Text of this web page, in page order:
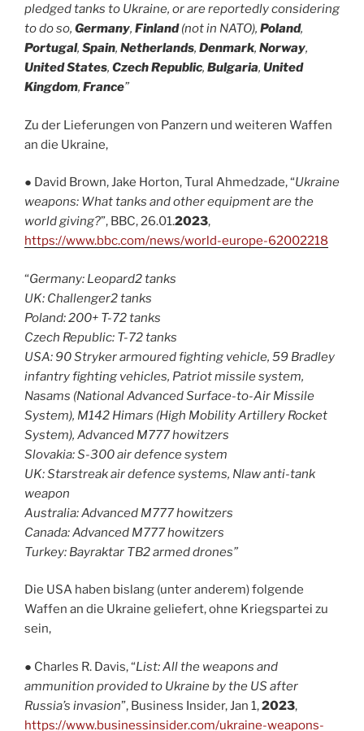
pledged tanks to Ukraine, or are reportedly considering
to do so, Germany, Finland(not in NATO), Poland,
Portugal, Spain, Netherlands, Denmark, Norway,
United States, Czech Republic, Bulgaria, United
Kingdom, France”
Zu der Lieferungen von Panzern und weiteren Waffen
an die Ukraine,
● David Brown, Jake Horton, Tural Ahmedzade, “Ukraine
weapons: What tanks and other equipment are the
world giving?”, BBC, 26.01.2023,
https://www.bbc.com/news/world-europe-62002218
“Germany: Leopard2 tanks
UK: Challenger2 tanks
Poland: 200+ T-72 tanks
Czech Republic: T-72 tanks
USA: 90 Stryker armoured fighting vehicle, 59 Bradley
infantry fighting vehicles, Patriot missile system,
Nasams (National Advanced Surface-to-Air Missile
System), M142 Himars (High Mobility Artillery Rocket
System), Advanced M777 howitzers
Slovakia: S-300 air defence system
UK: Starstreak air defence systems, Nlaw anti-tank
weapon
Australia: Advanced M777 howitzers
Canada: Advanced M777 howitzers
Turkey: Bayraktar TB2 armed drones”
Die USA haben bislang (unter anderem) folgende
Waffen an die Ukraine geliefert, ohne Kriegspartei zu
sein,
● Charles R. Davis, “List: All the weapons and
ammunition provided to Ukraine by the US after
Russia’s invasion”, Business Insider, Jan 1,2023,
https://www.businessinsider.com/ukraine-weapons-